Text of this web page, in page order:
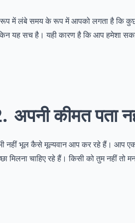
में लंबे समय के रूप में आपको लगता है कि
यह सच है। यही कारण है कि आप हमेशा
अपनी कीमत पता
नहीं भूल कैसे मूल्यवान आप कर रहे हैं। आप एक
मिलना चाहिए रहे हैं। किसी को तुम नहीं तो